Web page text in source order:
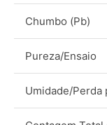
Chumbo (Pb)
Pureza/Ensaio
Umidade/Perda